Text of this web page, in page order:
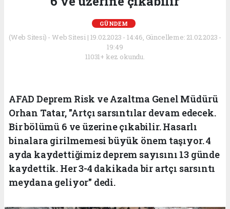
GÜNDEM
(Web Sitesi) - Web Sitesi | 19.02.2023 - 14:46, Güncelleme: 21.02.2023 -
19:49
11031+ kez okundu.
AFAD Deprem Risk ve Azaltma Genel Müdürü
Orhan Tatar, "Artçı sarsıntılar devam edecek.
Bir bölümü 6 ve üzerine çıkabilir. Hasarlı
binalara girilmemesi büyük önem taşıyor. 4
ayda kaydettiğimiz deprem sayısını 13 günde
kaydettik. Her 3-4 dakikada bir artçı sarsıntı
meydana geliyor" dedi.